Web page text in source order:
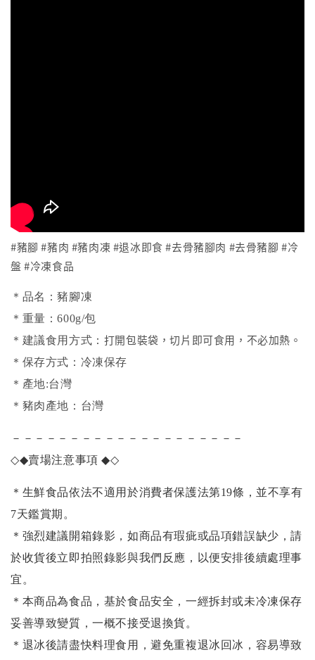
#豬腳 #豬肉 #豬肉凍 #退冰即食 #去骨豬腳肉 #去骨豬腳 #冷
盤 #冷凍食品
＊品名：豬腳凍
＊重量：600g/包
＊建議食用方式： 打開包裝袋，切片即可食用，不必加熱。
＊保存方式：冷凍保存
＊產地:台灣
＊豬肉產地：台灣
－－－－－－－－－－－－－－－－－－－－
◇◆賣場注意事項◆◇
＊生鮮食品依法不適用於消費者保護法第19條，並不享有
7天鑑賞期。
＊強烈建議開箱錄影，如商品有瑕疵或品項錯誤缺少，請
於收貨後立即拍照錄影與我們反應，以便安排後續處理事
宜。
＊本商品為食品，基於食品安全，一經拆封或未冷凍保存
妥善導致變質，一概不接受退換貨。
＊退冰後請盡快料理食用，避免重複退冰回冰，容易導致